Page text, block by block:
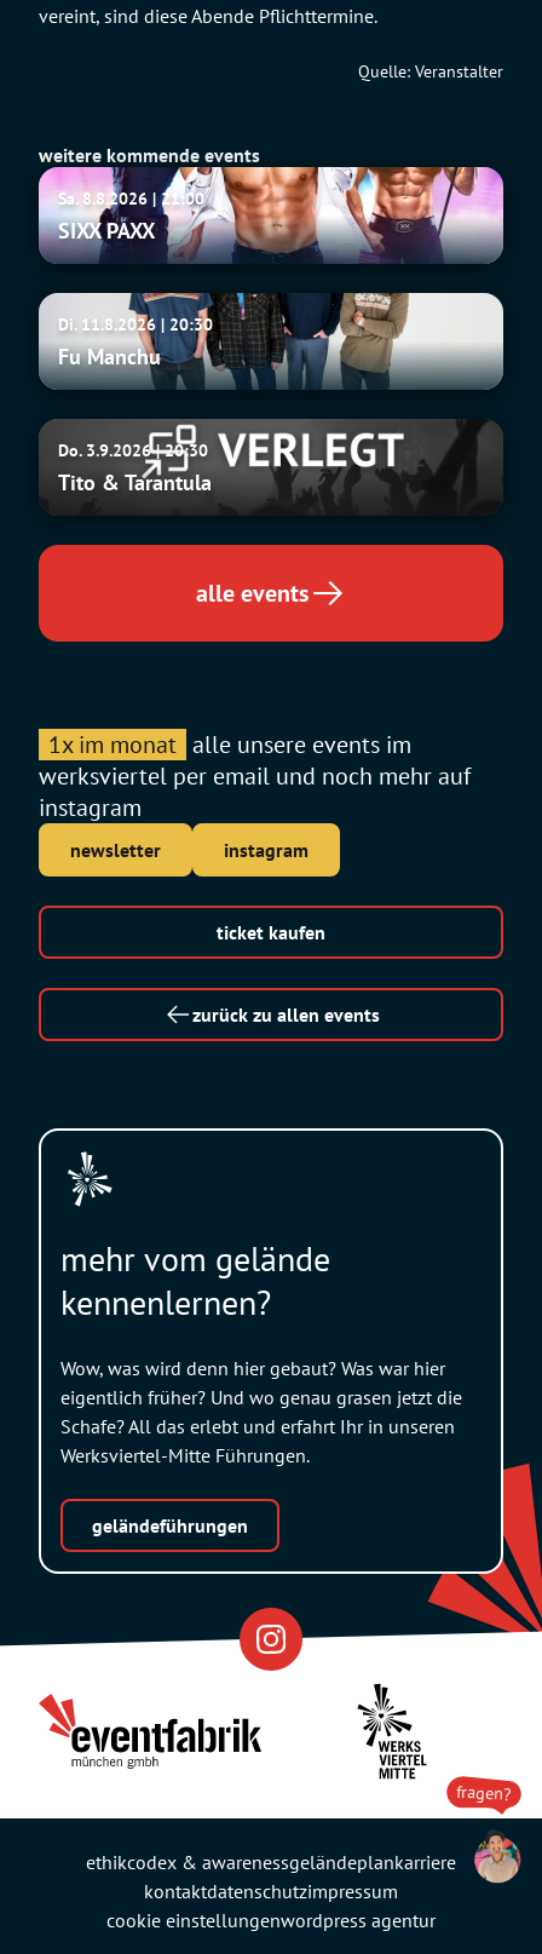
vereint, sind diese Abende Pflichttermine.
Quelle: Veranstalter
weitere kommende events
SIXX
PAXXSa. 8.8.2026 | 21:00
SIXX PAXX
Fu
Manchu
Di. 11.8.2026 | 20:30
Fu Manchu
Tito
Tarantula
Do. 3.9.2026 | 20:30
Tito & Tarantula
alle events
1x im monat alle unsere events im
werksviertel per email und noch mehr auf
instagram
newsletter instagram
ticket kaufen
zurück zu allen events
fragen?
Partner
mehr vom gelände
kennenlernen?
Wow, was wird denn hier gebaut? Was war hier
eigentlich früher? Und wo genau grasen jetzt die
Schafe? All das erlebt und erfahrt Ihr in unseren
Werksviertel-Mitte Führungen.
geländeführungen
ethikcodex & awarenessgeländeplankarriere
kontaktdatenschutzimpressum
cookie einstellungenwordpress agentur